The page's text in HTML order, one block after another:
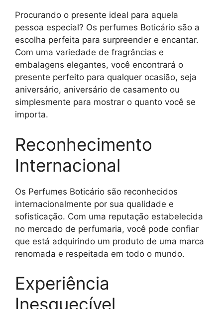
Procurando o presente ideal para aquela
pessoa especial? Os perfumes Boticário são a
escolha perfeita para surpreender e encantar.
Com uma variedade de fragrâncias e
embalagens elegantes, você encontrará o
presente perfeito para qualquer ocasião, seja
aniversário, aniversário de casamento ou
simplesmente para mostrar o quanto você se
importa.
Reconhecimento
Internacional
Os Perfumes Boticário são reconhecidos
internacionalmente por sua qualidade e
sofisticação. Com uma reputação estabelecida
no mercado de perfumaria, você pode confiar
que está adquirindo um produto de uma marca
renomada e respeitada em todo o mundo.
Experiência
Inesquecível